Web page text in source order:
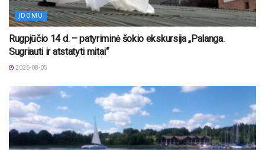
ĮDOMU
Rugpjūčio 14 d. – patyriminė šokio ekskursija „Palanga.
Sugriauti ir atstatyti mitai“
2026-08-05